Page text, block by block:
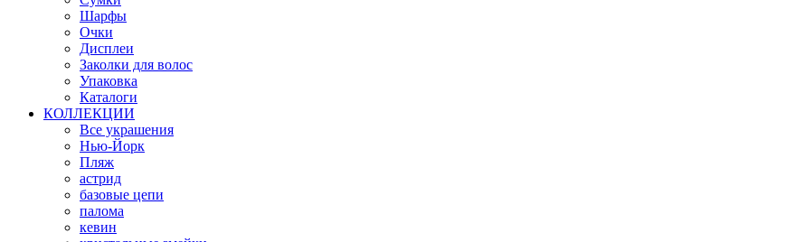
Шарфы
Очки
Дисплеи
Заколки для волос
Упаковка
Каталоги
КОЛЛЕКЦИИ
Все украшения
Нью-Йорк
Пляж
астрид
базовые цепи
палома
кевин